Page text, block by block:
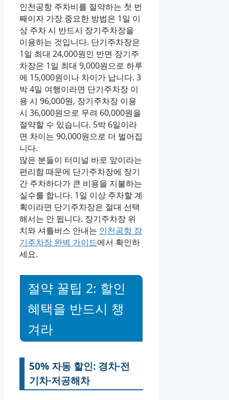
인천공항 주차비를 절약하는 첫 번
째이자 가장 중요한 방법은 1일 이
상 주차 시 반드시 장기주차장을
이용하는 것입니다. 단기주차장은
1일 최대 24,000원인 반면 장기주
차장은 1일 최대 9,000원으로 하루
에 15,000원이나 차이가 납니다. 3
박 4일 여행이라면 단기주차장 이
용 시 96,000원, 장기주차장 이용
시 36,000원으로 무려 60,000원을
절약할 수 있습니다. 5박 6일이라
면 차이는 90,000원으로 더 벌어집
니다.
많은 분들이 터미널 바로 앞이라는
편리함 때문에 단기주차장에 장기
간 주차하다가 큰 비용을 지불하는
실수를 합니다. 1일 이상 주차할 계
획이라면 단기주차장은 절대 선택
해서는 안 됩니다. 장기주차장 위
치와 셔틀버스 안내는 인천공항 장
기주차장 완벽 가이드에서 확인하
세요.
절약 꿀팁 2: 할인
혜택을 반드시 챙
겨라
50% 자동 할인: 경차·전
기차·저공해차